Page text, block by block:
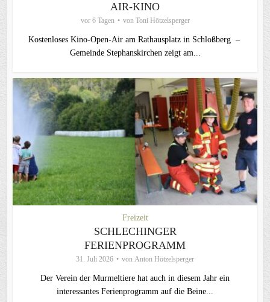
AIR-KINO
vor 6 Tagen von Toni Hötzelsperger
Kostenloses Kino-Open-Air am Rathausplatz in Schloßberg –
Gemeinde Stephanskirchen zeigt am...
Freizeit
SCHLECHINGER
FERIENPROGRAMM
31. Juli 2026 von Anton Hötzelsperger
Der Verein der Murmeltiere hat auch in diesem Jahr ein
interessantes Ferienprogramm auf die Beine...